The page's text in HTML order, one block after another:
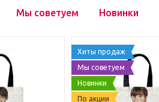
Мы советуем Новинки
Хиты продаж
Мы советуем
Новинки
По акции